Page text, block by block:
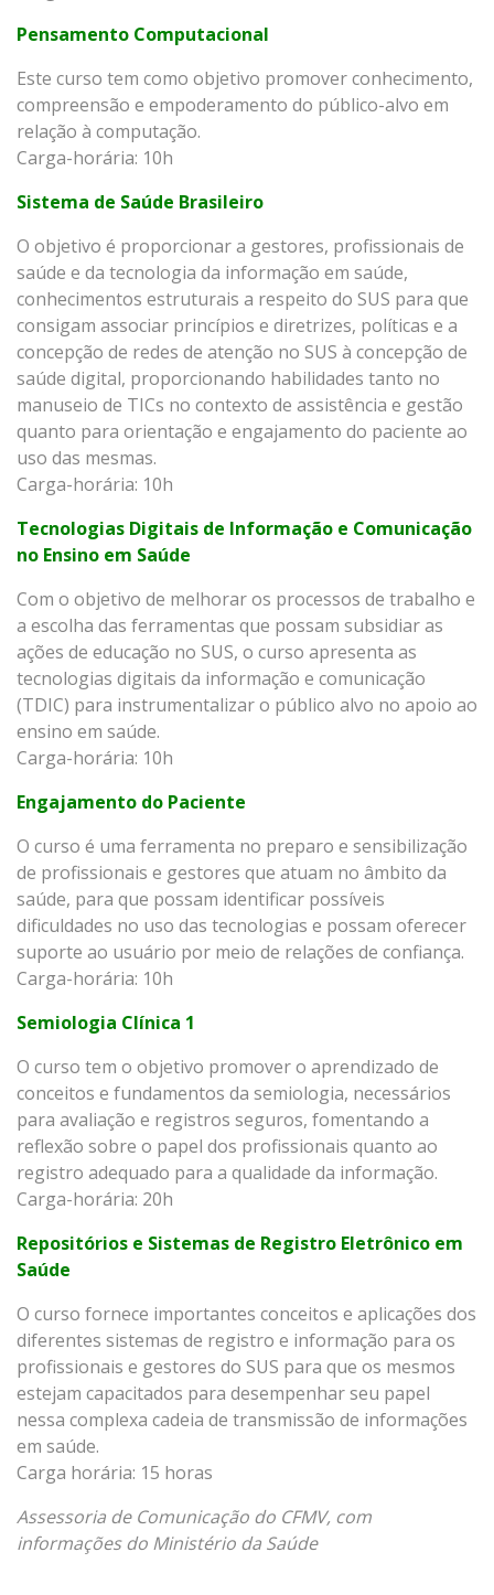
Pensamento Computacional
Este curso tem como objetivo promover conhecimento,
compreensão e empoderamento do público-alvo em
relação à computação.
Carga-horária: 10h
Sistema de Saúde Brasileiro
O objetivo é proporcionar a gestores, profissionais de
saúde e da tecnologia da informação em saúde,
conhecimentos estruturais a respeito do SUS para que
consigam associar princípios e diretrizes, políticas e a
concepção de redes de atenção no SUS à concepção de
saúde digital, proporcionando habilidades tanto no
manuseio de TICs no contexto de assistência e gestão
quanto para orientação e engajamento do paciente ao
uso das mesmas.
Carga-horária: 10h
Tecnologias Digitais de Informação e Comunicação
no Ensino em Saúde
Com o objetivo de melhorar os processos de trabalho e
a escolha das ferramentas que possam subsidiar as
ações de educação no SUS, o curso apresenta as
tecnologias digitais da informação e comunicação
(TDIC) para instrumentalizar o público alvo no apoio ao
ensino em saúde.
Carga-horária: 10h
Engajamento do Paciente
O curso é uma ferramenta no preparo e sensibilização
de profissionais e gestores que atuam no âmbito da
saúde, para que possam identificar possíveis
dificuldades no uso das tecnologias e possam oferecer
suporte ao usuário por meio de relações de confiança.
Carga-horária: 10h
Semiologia Clínica 1
O curso tem o objetivo promover o aprendizado de
conceitos e fundamentos da semiologia, necessários
para avaliação e registros seguros, fomentando a
reflexão sobre o papel dos profissionais quanto ao
registro adequado para a qualidade da informação.
Carga-horária: 20h
Repositórios e Sistemas de Registro Eletrônico em
Saúde
O curso fornece importantes conceitos e aplicações dos
diferentes sistemas de registro e informação para os
profissionais e gestores do SUS para que os mesmos
estejam capacitados para desempenhar seu papel
nessa complexa cadeia de transmissão de informações
em saúde.
Carga horária: 15 horas
Assessoria de Comunicação do CFMV, com
informações do Ministério da Saúde